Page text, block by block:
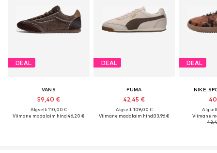
DEAL
VANS
59,40 €
Algselt: 110,00 €
Viimane madalaim hind:46,20 €
DEAL
PUMA
42,45 €
Algselt: 109,00 €
Viimane madalaim hind:33,96 €
DEAL
NIKE
Viimane